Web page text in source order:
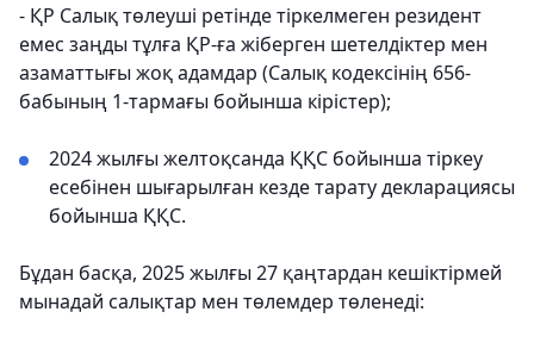
- ҚР Салық төлеуші ретінде тіркелмеген резидент
емес заңды тұлға ҚР-ға жіберген шетелдіктер мен
азаматтығы жоқ адамдар (Салық кодексінің 656-
бабының 1-тармағы бойынша кірістер);
2024 жылғы желтоқсанда ҚҚС бойынша тіркеу
есебінен шығарылған кезде тарату декларациясы
бойынша ҚҚС.
Бұдан басқа, 2025 жылғы 27 қаңтардан кешіктірмей
мынадай салықтар мен төлемдер төленеді: